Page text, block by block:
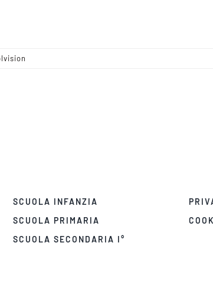
SCUOLA INFANZIA
SCUOLA PRIMARIA
SCUOLA SECONDARIA I°